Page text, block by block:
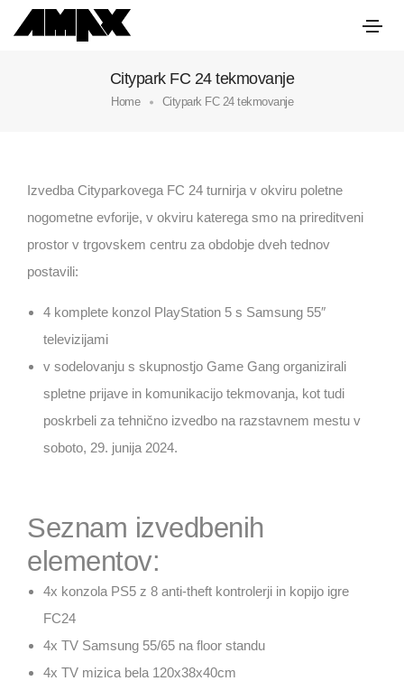
Citypark FC 24 tekmovanje
Home Citypark FC 24 tekmovanje
Izvedba Cityparkovega FC 24 turnirja v okviru poletne
nogometne evforije, v okviru katerega smo na prireditveni
prostor v trgovskem centru za obdobje dveh tednov
postavili:
4 komplete konzol PlayStation 5 s Samsung 55″
televizijami
v sodelovanju s skupnostjo Game Gang organizirali
spletne prijave in komunikacijo tekmovanja, kot tudi
poskrbeli za tehnično izvedbo na razstavnem mestu v
soboto, 29. junija 2024.
Seznam izvedbenih
elementov:
4x konzola PS5 z 8 anti-theft kontrolerji in kopijo igre
FC24
4x TV Samsung 55/65 na floor standu
4x TV mizica bela 120x38x40cm